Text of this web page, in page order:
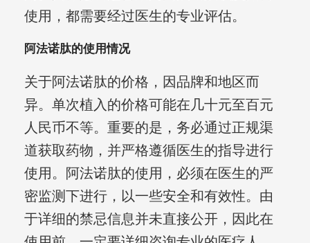
使用，都需要经过医生的专业评估。
阿法诺肽的使用情况
关于阿法诺肽的价格，因品牌和地区而
异。单次植入的价格可能在几十元至百元
人民币不等。重要的是，务必通过正规渠
道获取药物，并严格遵循医生的指导进行
使用。阿法诺肽的使用，必须在医生的严
密监测下进行，以一些安全和有效性。由
于详细的禁忌信息并未直接公开，因此在